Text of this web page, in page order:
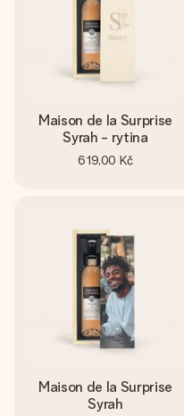
Maison de la Surprise
Syrah - rytina
619,00 Kč
Maison de la Surprise
Syrah